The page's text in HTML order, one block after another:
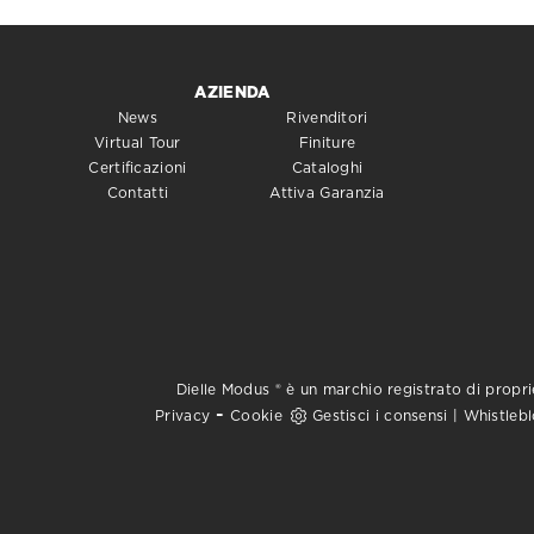
AZIENDA
News
Virtual Tour
Certificazioni
Contatti
Rivenditori
Finiture
Cataloghi
Attiva Garanzia
Dielle Modus ® è un marchio registrato di
Privacy -Cookie Gestisci i consensi